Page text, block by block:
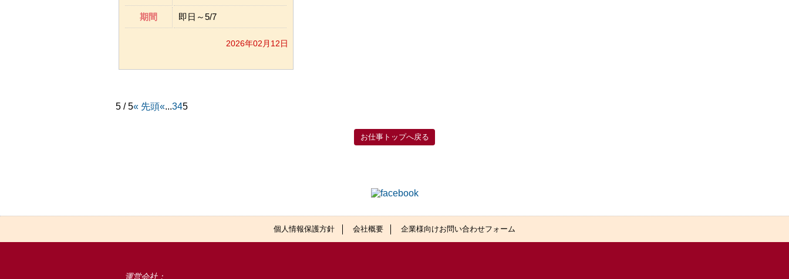
期間 即日～5/7
2026年02月12日
5 / 5« 先頭«...345
お仕事トップへ戻る
個人情報保護方針 会社概要 企業様向けお問い合わせフォーム
運営会社：